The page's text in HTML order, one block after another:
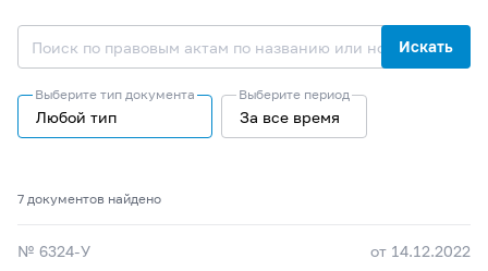
Искать
Выберите тип документа
Любой тип
Выберите период
За все время
7 документов найдено
№ 6324-У от 14.12.2022